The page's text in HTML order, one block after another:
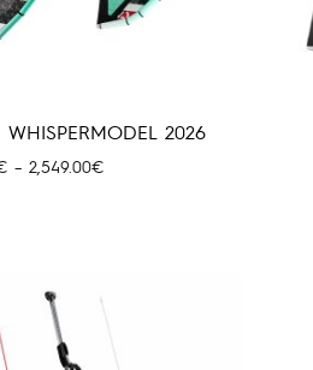
WHISPERMODEL 2026
– 2,549.00€Price